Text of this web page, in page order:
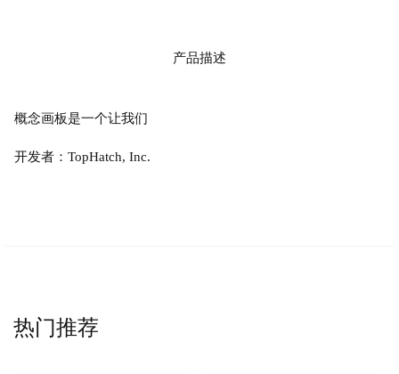
产品描述
概念画板是一个让我们
开发者：TopHatch, Inc.
热门推荐